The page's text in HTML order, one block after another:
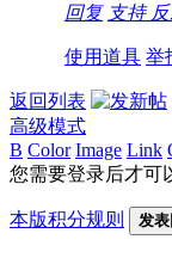
回复 支持
使用道具 举
返回列表
高级模式
B Color Image Link
您需要登录后才可
本版积分规则 发